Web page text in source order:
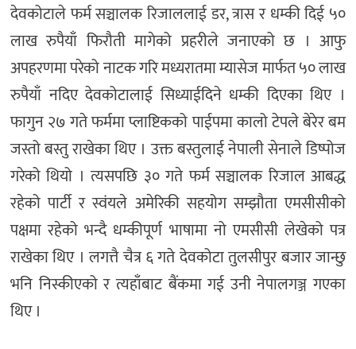
देवकोटाले फर्म सञ्चालक रिजाललाई डर, त्रास र धम्की दिई ५०
लाख रुपैयाँ फिरौती मागेको प्रहरीले जनाएको छ । आफु
अपहरणमा परेको नाटक गरि मध्यरातमा म्यासेज मार्फत ५० लाख
रुपैयाँ नदिए देवकोटालाई सिध्याईदिने धम्की दिएका थिए ।
फागुन २७ गते फर्ममा प्लाष्टिकको पाईपमा कालो टेपले बेरेर बम
जस्तो बस्तु राखेका थिए । उक्त बस्तुलाई नेपाली सेनाले डिष्पोज
गरेको थियो । त्यसपछि ३० गते फर्म सञ्चालक रिजाल आबद्ध
रहेको पार्टी र स्वंयले अमेरिकी सहयोग सम्झौता एमसीसीको
पक्षमा रहेको भन्दै धम्कीपूर्ण भाषामा नो एमसीसी लेखेको पत्र
राखेका थिए । लगत्तै चैत्र ६ गते देवकोटा तुलसीपुर बजार जान्छु
भनि निस्कीएको र त्यहाँबाट बैंकमा गई उनी नेपालगञ्ज गएका
थिए ।